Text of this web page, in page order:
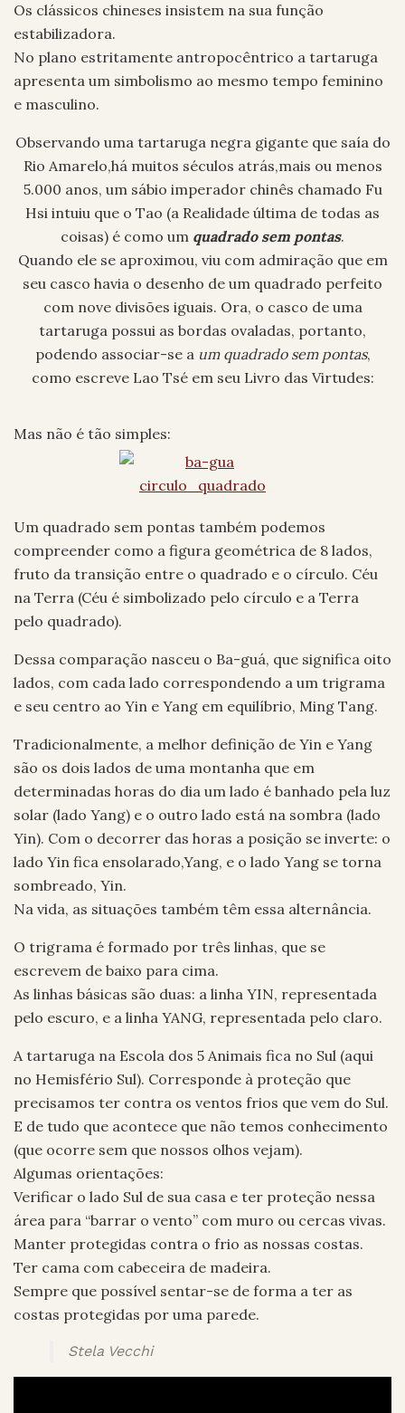
Os clássicos chineses insistem na sua função
estabilizadora.
No plano estritamente antropocêntrico a tartaruga
apresenta um simbolismo ao mesmo tempo feminino
e masculino.
Observando uma tartaruga negra gigante que saía do
Rio Amarelo,há muitos séculos atrás,mais ou menos
5.000 anos, um sábio imperador chinês chamado Fu
Hsi intuiu que o Tao (a Realidade última de todas as
coisas) é como um quadrado sem pontas.
Quando ele se aproximou, viu com admiração que em
seu casco havia o desenho de um quadrado perfeito
com nove divisões iguais. Ora, o casco de uma
tartaruga possui as bordas ovaladas, portanto,
podendo associar-se a um quadrado sem pontas,
como escreve Lao Tsé em seu Livro das Virtudes:
Mas não é tão simples:
Um quadrado sem pontas também podemos
compreender como a figura geométrica de 8 lados,
fruto da transição entre o quadrado e o círculo. Céu
na Terra (Céu é simbolizado pelo círculo e a Terra
pelo quadrado).
Dessa comparação nasceu o Ba-guá, que significa oito
lados, com cada lado correspondendo a um trigrama
e seu centro ao Yin e Yang em equilíbrio, Ming Tang.
Tradicionalmente, a melhor definição de Yin e Yang
são os dois lados de uma montanha que em
determinadas horas do dia um lado é banhado pela luz
solar (lado Yang) e o outro lado está na sombra (lado
Yin). Com o decorrer das horas a posição se inverte: o
lado Yin fica ensolarado,Yang, e o lado Yang se torna
sombreado, Yin.
Na vida, as situações também têm essa alternância.
O trigrama é formado por três linhas, que se
escrevem de baixo para cima.
As linhas básicas são duas: a linha YIN, representada
pelo escuro, e a linha YANG, representada pelo claro.
A tartaruga na Escola dos 5 Animais fica no Sul (aqui
no Hemisfério Sul). Corresponde à proteção que
precisamos ter contra os ventos frios que vem do Sul.
E de tudo que acontece que não temos conhecimento
(que ocorre sem que nossos olhos vejam).
Algumas orientações:
Verificar o lado Sul de sua casa e ter proteção nessa
área para “barrar o vento” com muro ou cercas vivas.
Manter protegidas contra o frio as nossas costas.
Ter cama com cabeceira de madeira.
Sempre que possível sentar-se de forma a ter as
costas protegidas por uma parede.
Stela Vecchi